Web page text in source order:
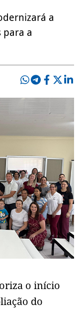
a
para a
o início
do